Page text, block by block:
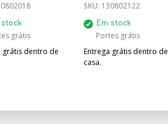
stock
grátis
grátis dentro de
SKU: 130802122
Em stock
Portes grátis
Entrega grátis dentro de
casa.